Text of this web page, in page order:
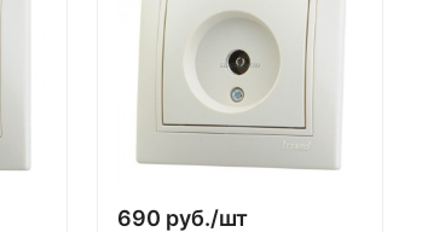
690 руб./шт